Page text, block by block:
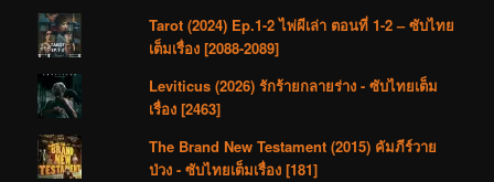
Tarot (2024) Ep.1-2 ไพ่ผีเล่า ตอนที่ 1-2 – ซับไทย
เต็มเรื่อง [2088-2089]
Leviticus (2026) รักร้ายกลายร่าง - ซับไทยเต็ม
เรื่อง [2463]
The Brand New Testament (2015) คัมภีร์วาย
ป่วง - ซับไทยเต็มเรื่อง [181]